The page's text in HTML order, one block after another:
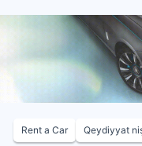
Rent a Car Qeydiyyat